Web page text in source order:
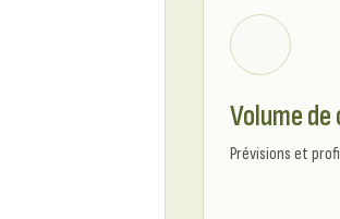
Volume
Prévisions et